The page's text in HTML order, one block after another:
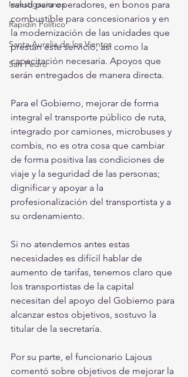
Investigaciones
Rapidín Político
Santa Aurelia de los Vientos
San Pedro
salud para operadores, en bonos para
combustible para concesionarios y en
la modernización de las unidades que
prestan este servicio, así como la
capacitación necesaria. Apoyos que
serán entregados de manera directa.
Para el Gobierno, mejorar de forma
integral el transporte público de ruta,
integrado por camiones, microbuses y
combis, no es otra cosa que cambiar
de forma positiva las condiciones de
viaje y la seguridad de las personas;
dignificar y apoyar a la
profesionalización del transportista y a
su ordenamiento.
Si no atendemos antes estas
necesidades es difícil hablar de
aumento de tarifas, tenemos claro que
los transportistas de la capital
necesitan del apoyo del Gobierno para
alcanzar estos objetivos, sostuvo la
titular de la secretaría.
Por su parte, el funcionario Lajous
comentó sobre objetivos de mejorar la